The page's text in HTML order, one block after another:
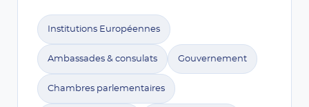
Institutions Européennes
Ambassades & consulats Gouvernement
Chambres parlementaires